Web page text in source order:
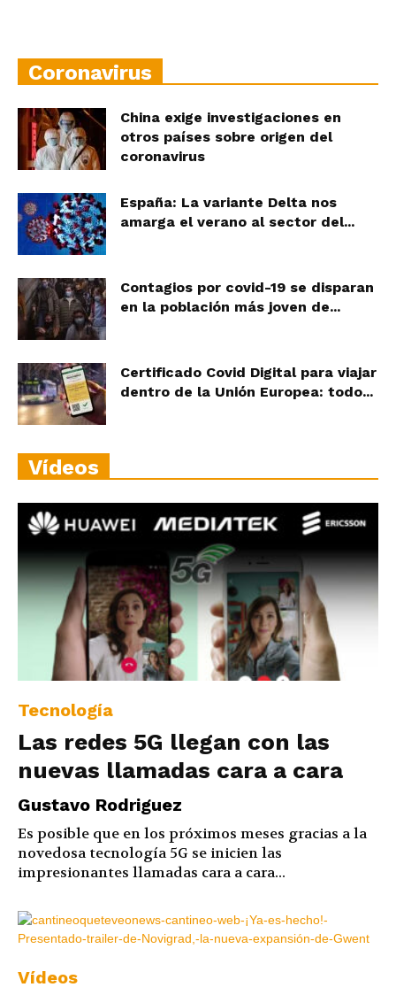
Coronavirus
China exige investigaciones en
otros países sobre origen del
coronavirus
España: La variante Delta nos
amarga el verano al sector del...
Contagios por covid-19 se disparan
en la población más joven de...
Certificado Covid Digital para viajar
dentro de la Unión Europea: todo...
Vídeos
Tecnología
Las redes 5G llegan con las
nuevas llamadas cara a cara
Gustavo Rodriguez
Es posible que en los próximos meses gracias a la
novedosa tecnología 5G se inicien las
impresionantes llamadas cara a cara...
Vídeos